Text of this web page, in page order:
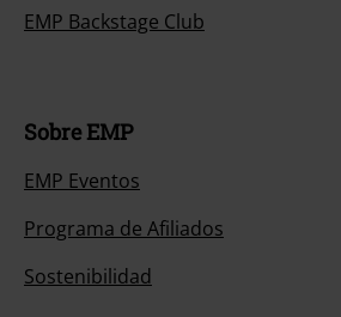
EMP Backstage Club
Sobre EMP
EMP Eventos
Programa de Afiliados
Sostenibilidad